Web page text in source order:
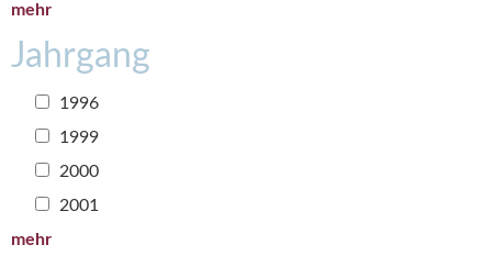
mehr
Jahrgang
1996
1999
2000
2001
mehr